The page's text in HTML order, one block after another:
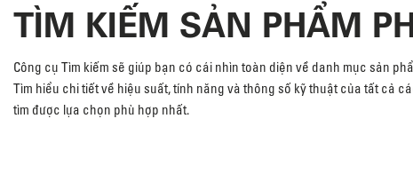
TÌM KIẾM SẢN PHẨM
Công cụ Tìm kiếm sẽ giúp bạn có cái nhìn toàn diện về danh mục sản
Tìm hiểu chi tiết về hiệu suất, tính năng và thông số kỹ thuật của tất cả
tìm được lựa chọn phù hợp nhất.